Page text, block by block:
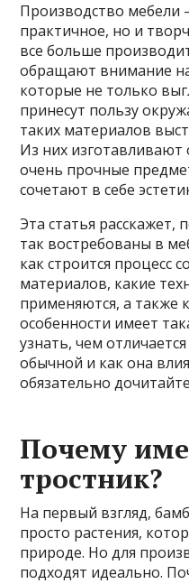
Производство мебели
практичное, но и
все больше
обращают внимание
которые не только
принесут пользу
таких материалов
Из них изготавливают
очень прочные
сочетают в себе
Эта статья расскажет,
так востребованы в
как строится процесс
материалов, какие
применяются, а также
особенности имеет
узнать, чем
обычной и как она
обязательно
Почему
тростник?
На первый взгляд,
просто растения,
природе. Но для
подходят идеально.